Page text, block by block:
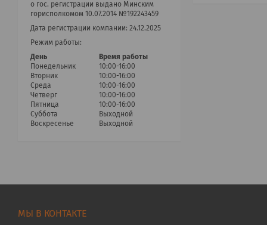
о гос. регистрации выдано Минским
горисполкомом 10.07.2014 №192243459
Дата регистрации компании: 24.12.2025
Режим работы:
День
Время работы
Понедельник
10:00-16:00
Вторник
10:00-16:00
Среда
10:00-16:00
Четверг
10:00-16:00
Пятница
10:00-16:00
Суббота
Выходной
Воскресенье
Выходной
МЫ В КОНТАКТЕ